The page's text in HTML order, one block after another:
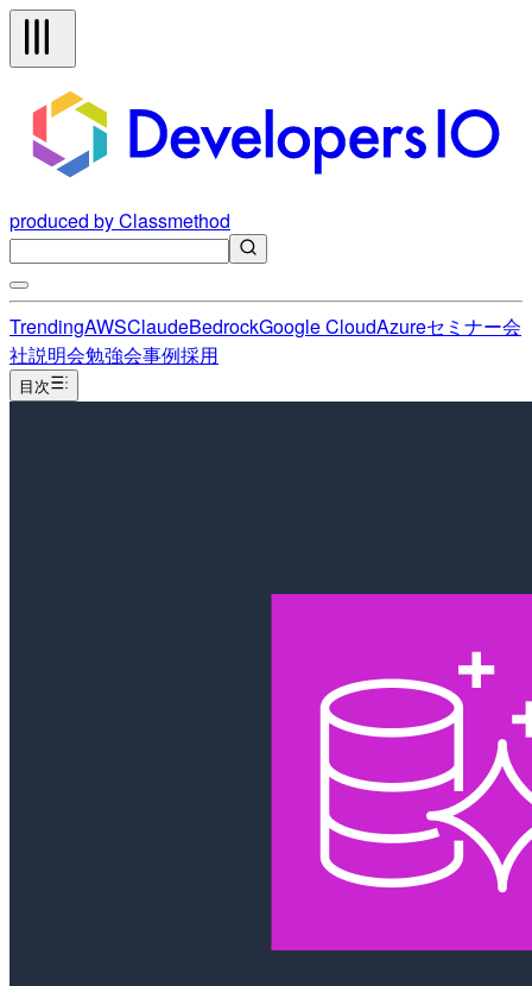
produced by Classmethod
TrendingAWSClaudeBedrockGoogle CloudAzureセミナー会
社説明会勉強会事例採用
目次